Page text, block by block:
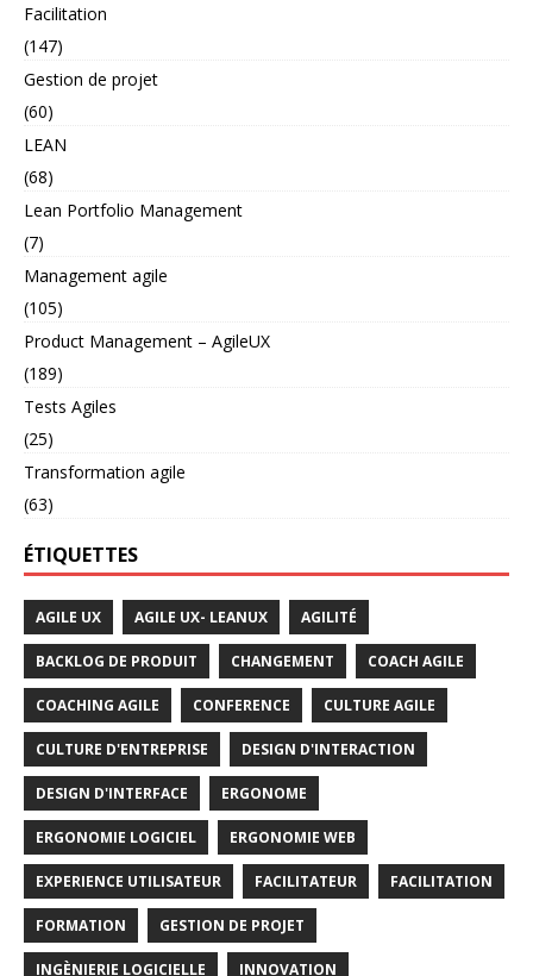
Facilitation
(147)
Gestion de projet
(60)
LEAN
(68)
Lean Portfolio Management
(7)
Management agile
(105)
Product Management – AgileUX
(189)
Tests Agiles
(25)
Transformation agile
(63)
ÉTIQUETTES
AGILE UX AGILE UX- LEANUX AGILITÉ
BACKLOG DE PRODUIT CHANGEMENT COACH AGILE
COACHING AGILE CONFERENCE CULTURE AGILE
CULTURE D'ENTREPRISE DESIGN D'INTERACTION
DESIGN D'INTERFACE ERGONOME
ERGONOMIE LOGICIEL ERGONOMIE WEB
EXPERIENCE UTILISATEUR FACILITATEUR FACILITATION
FORMATION GESTION DE PROJET
INGÈNIERIE LOGICIELLE INNOVATION